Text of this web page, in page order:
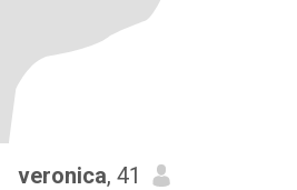
veronica, 41